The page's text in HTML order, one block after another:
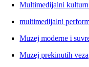
Multimedijalni
multimedijalni
Muzej moderne i
Muzej prekinutih veza